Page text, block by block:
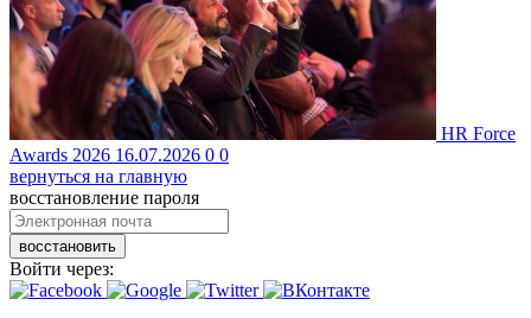
HR Force
Awards 2026 16.07.2026 0 0
вернуться на главную
восстановление пароля
восстановить
Войти через: